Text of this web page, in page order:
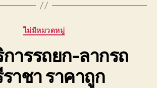
Categories
ไม่มีหมวดหมู่
ารรถยก-ลากรถ
าชา ราคาถูก